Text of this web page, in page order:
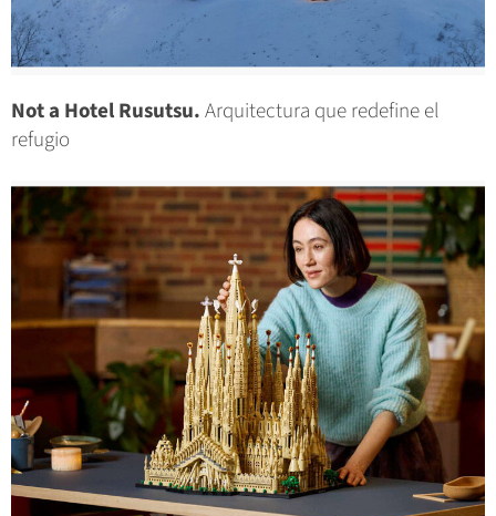
Not a Hotel Rusutsu.Arquitectura que redefine el
refugio